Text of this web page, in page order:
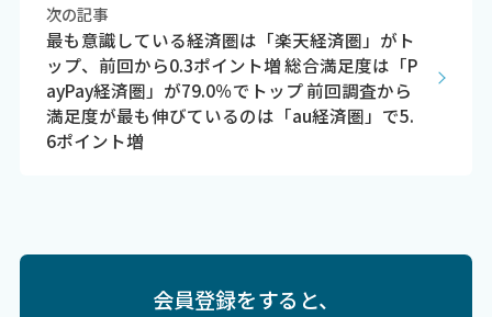
次の記事
最も意識している経済圏は「楽天経済圏」がト
ップ、前回から0.3ポイント増 総合満足度は「P
ayPay経済圏」が79.0％でトップ 前回調査から
満足度が最も伸びているのは「au経済圏」で5.
6ポイント増
会員登録をすると、